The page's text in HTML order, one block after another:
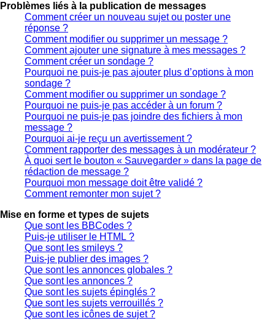
Problèmes liés à la publication de messages
Comment créer un nouveau sujet ou poster une
réponse ?
Comment modifier ou supprimer un message ?
Comment ajouter une signature à mes messages ?
Comment créer un sondage ?
Pourquoi ne puis-je pas ajouter plus d’options à mon
sondage ?
Comment modifier ou supprimer un sondage ?
Pourquoi ne puis-je pas accéder à un forum ?
Pourquoi ne puis-je pas joindre des fichiers à mon
message ?
Pourquoi ai-je reçu un avertissement ?
Comment rapporter des messages à un modérateur ?
À quoi sert le bouton « Sauvegarder » dans la page de
rédaction de message ?
Pourquoi mon message doit être validé ?
Comment remonter mon sujet ?
Mise en forme et types de sujets
Que sont les BBCodes ?
Puis-je utiliser le HTML ?
Que sont les smileys ?
Puis-je publier des images ?
Que sont les annonces globales ?
Que sont les annonces ?
Que sont les sujets épinglés ?
Que sont les sujets verrouillés ?
Que sont les icônes de sujet ?